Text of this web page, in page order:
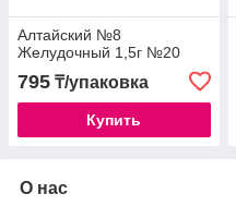
Алтайский №8
Желудочный 1,5г №20
795 ₸/упаковка
Купить
О нас